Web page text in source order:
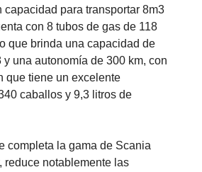
capacidad para transportar 8m3
con 8 tubos de gas de 118
que brinda una capacidad de
y una autonomía de 300 km, con
que tiene un excelente
caballos y 9,3 litros de
completa la gama de Scania
reduce notablemente las